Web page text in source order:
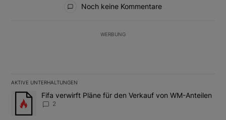
Noch keine Kommentare
WERBUNG
AKTIVE UNTERHALTUNGEN
Das Folgende ist eine Liste der am meisten kommentierten
Ein Trendartikel mit dem Titel "Fifa verwirft Pläne für den
Fifa verwirft Pläne für den Verkauf von WM-Anteilen
2